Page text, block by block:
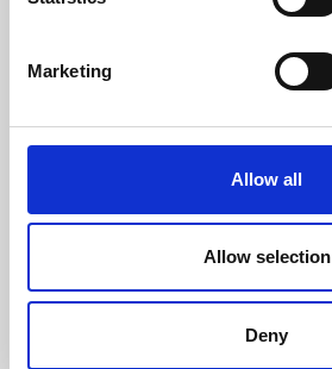
Marketing
Allow all
Allow selection
Deny
413 kg
chaminé
100 mm